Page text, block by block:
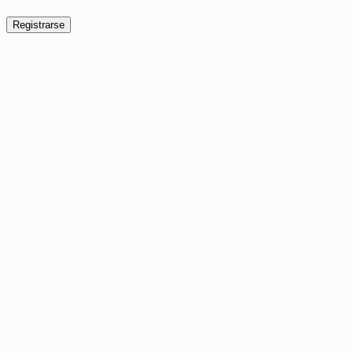
Registrarse